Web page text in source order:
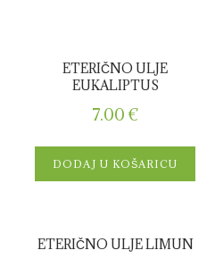
ETERIČNO ULJE
EUKALIPTUS
7.00 €
DODAJ U KOŠARICU
ETERIČNO ULJE LIMUN